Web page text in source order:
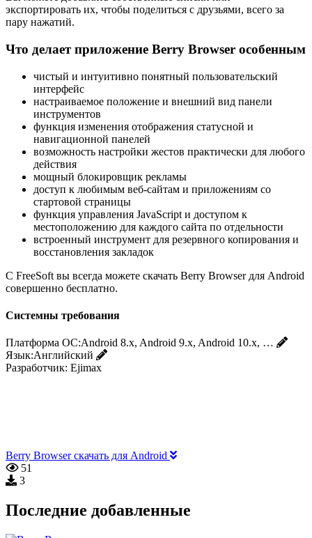
экспортировать их, чтобы поделиться с друзьями, всего за
пару нажатий.
Что делает приложение Berry Browser особенным
чистый и интуитивно понятный пользовательский
интерфейс
настраиваемое положение и внешний вид панели
инструментов
функция изменения отображения статусной и
навигационной панелей
возможность настройки жестов практически для любого
действия
мощный блокировщик рекламы
доступ к любимым веб-сайтам и приложениям со
стартовой страницы
функция управления JavaScript и доступом к
местоположению для каждого сайта по отдельности
встроенный инструмент для резервного копирования и
восстановления закладок
С FreeSoft вы всегда можете скачать Berry Browser для Android
совершенно бесплатно.
Системны требования
Платформа ОС:Android 8.x, Android 9.x, Android 10.x, …
Язык:Английский
Разработчик: Ejimax
Berry Browser скачать для Android
51
3
Последние добавленные